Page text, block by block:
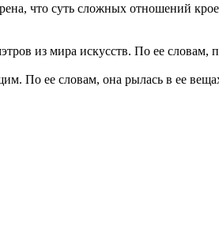
что суть сложных отношений
из мира искусств. По ее
По ее словам, она рылась в ее